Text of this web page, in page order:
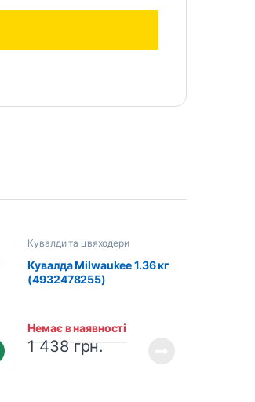
Кувалди та цвяходери
Кувалда Milwaukee 1.36 кг
(4932478255)
Немає в наявності
1 438 грн.